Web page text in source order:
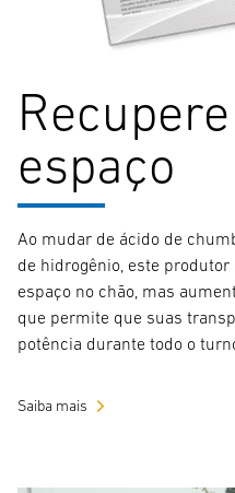
espaço
Ao mudar de ácido de
de hidrogênio, este
espaço no chão, mas
que permite que suas
potência durante todo o
Saiba mais